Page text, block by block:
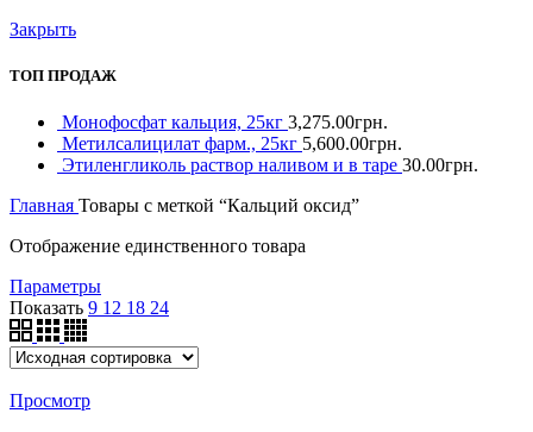
Закрыть
ТОП ПРОДАЖ
Монофосфат кальция, 25кг 3,275.00грн.
Метилсалицилат фарм., 25кг 5,600.00грн.
Этиленгликоль раствор наливом и в таре 30.00грн.
Главная Товары с меткой “Кальций оксид”
Отображение единственного товара
Параметры
Показать 9 12 18 24
Просмотр